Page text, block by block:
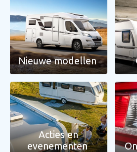
Nieuwe modellen
Acties en
evenementen